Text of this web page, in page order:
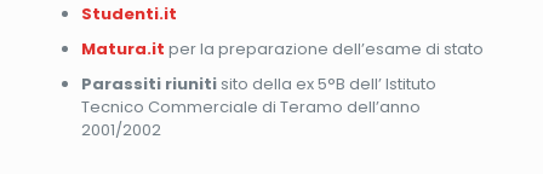
Studenti.it
Matura.it per la preparazione dell’esame di stato
Parassiti riunitisito della ex 5°B dell’ Istituto
Tecnico Commerciale di Teramo dell’anno
2001/2002